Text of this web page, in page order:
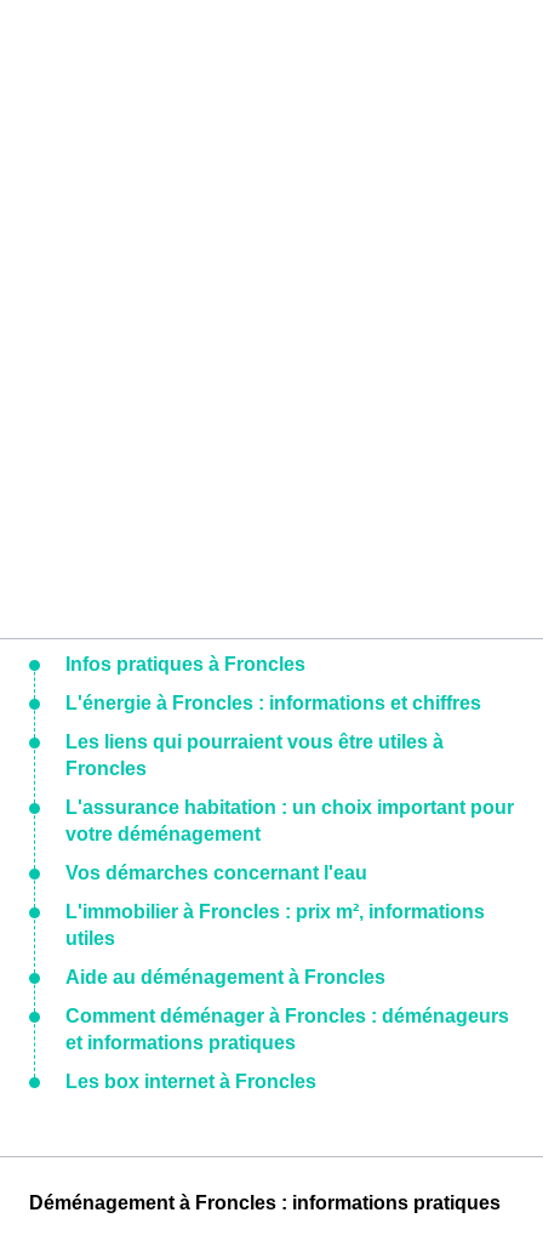
Infos pratiques à Froncles
L'énergie à Froncles : informations et chiffres
Les liens qui pourraient vous être utiles à
Froncles
L'assurance habitation : un choix important pour
votre déménagement
Vos démarches concernant l'eau
L'immobilier à Froncles : prix m², informations
utiles
Aide au déménagement à Froncles
Comment déménager à Froncles : déménageurs
et informations pratiques
Les box internet à Froncles
Déménagement à Froncles : informations pratiques